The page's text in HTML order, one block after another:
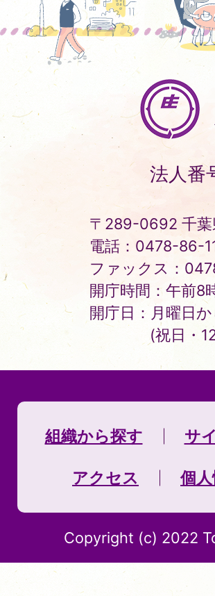
東
庄
町
Tonosho
Town
法人番
〒289-0692 千葉
電話：0478-86-
ファックス：
開庁時間：午前8
開庁日：月曜日
(祝日・
組織から探す サ
アクセス 個
Copyright (c) 2022